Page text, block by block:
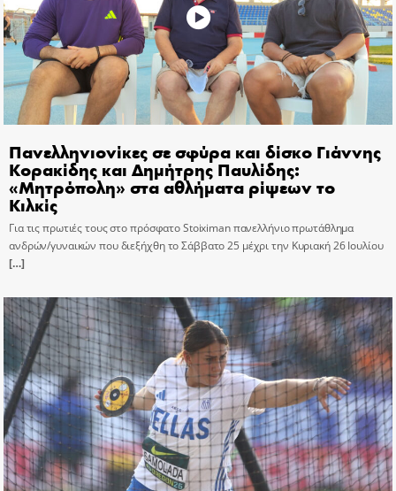
Πανελληνιονίκες σε σφύρα και δίσκο Γιάννης
Κορακίδης και Δημήτρης Παυλίδης:
«Μητρόπολη» στα αθλήματα ρίψεων το
Κιλκίς
Για τις πρωτιές τους στο πρόσφατο Stoiximan πανελλήνιο πρωτάθλημα
ανδρών/γυναικών που διεξήχθη το Σάββατο 25 μέχρι την Κυριακή 26 Ιουλίου
[…]